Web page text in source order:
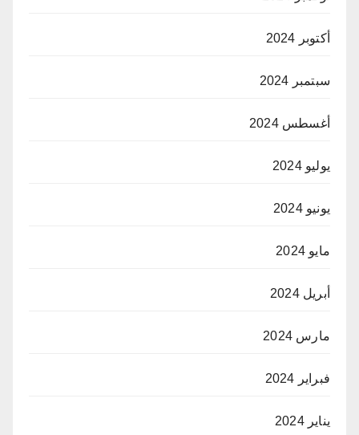
أكتوبر 2024
سبتمبر 2024
أغسطس 2024
يوليو 2024
يونيو 2024
مايو 2024
أبريل 2024
مارس 2024
فبراير 2024
يناير 2024